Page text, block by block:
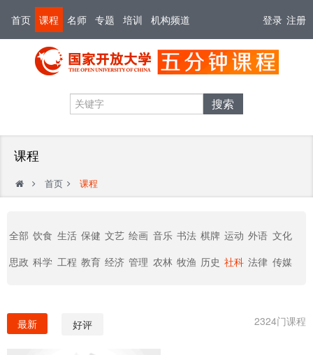
登录 注册
首页 课程 名师 专题 培训 机构频道
搜索
课程
首页 课程
全部 饮食 生活 保健 文艺 绘画 音乐 书法 棋牌 运动 外语 文化
思政 科学 工程 教育 经济 管理 农林 牧渔 历史 社科 法律 传媒
2324门课程
最新 好评